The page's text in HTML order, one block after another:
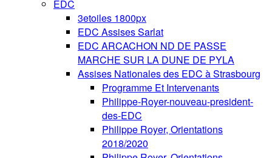
EDC
3etoiles 1800px
EDC Assises Sarlat
EDC ARCACHON ND DE PASSE
MARCHE SUR LA DUNE DE PYLA
Assises Nationales des EDC à Strasbourg
Programme Et Intervenants
Philippe-Royer-nouveau-president-
des-EDC
Philippe Royer, Orientations
2018/2020